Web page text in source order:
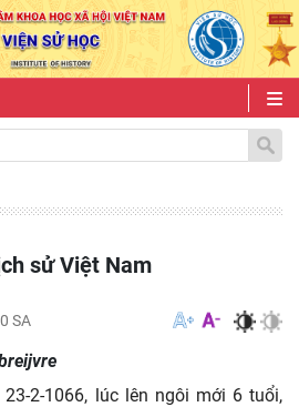
sử Việt Nam
SA
2-1066, lúc lên ngôi mới 6 tuổi,